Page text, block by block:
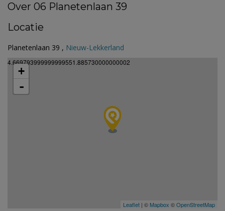
Over 06 Planetenlaan 39
Locatie
Planetenlaan 39 , Nieuw-Lekkerland
4.669793999999999551.885730000000002
+
-
Leaflet | © Mapbox ©OpenStreetMap